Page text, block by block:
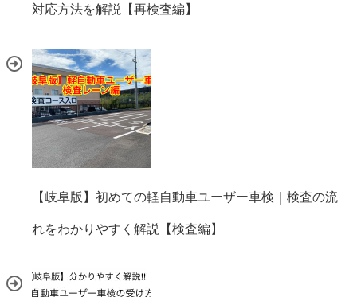
対応方法を解説【再検査編】
【岐阜版】初めての軽自動車ユーザー車検｜検査の流
れをわかりやすく解説【検査編】